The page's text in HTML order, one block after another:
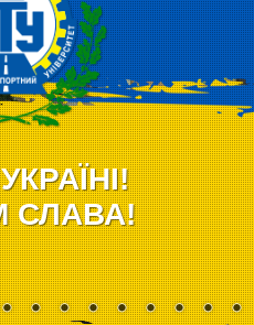
СЛАВА!